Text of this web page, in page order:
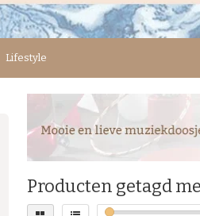
Lifestyle
Producten getagd